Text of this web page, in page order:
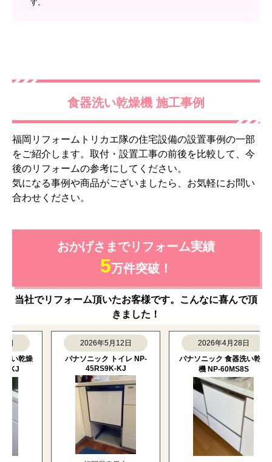
す。
食器洗い乾燥機 施工事例
福岡リフォームトリカエ隊の住宅設備の設置事例の一部
をご紹介します。取付・設置工事の前後を比較して、今
後のリフォームの参考にしてください。
気になる事例や商品がございましたら、お気軽にお問い
合わせください。
おかげさまでリフォーム実績
5万件突破！
当社でリフォーム頂いたお客様です。こんなに喜んで頂
きました！
乾燥
2026年5月12日
パナソニック トイレ NP-
45RS9K-KJ
2026年4月28日
パナソニック 食器洗い乾燥
機 NP-60MS8S